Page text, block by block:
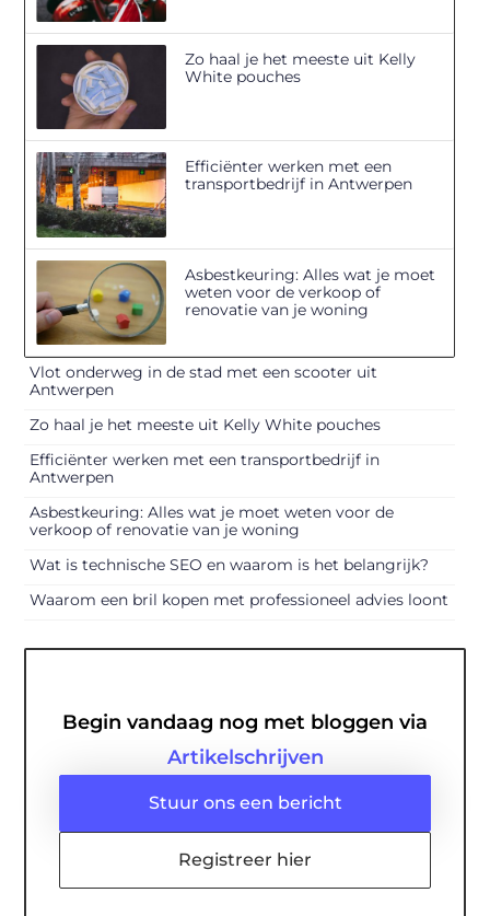
Zo haal je het meeste uit Kelly
White pouches
Efficiënter werken met een
transportbedrijf in Antwerpen
Asbestkeuring: Alles wat je moet
weten voor de verkoop of
renovatie van je woning
Vlot onderweg in de stad met een scooter uit
Antwerpen
Zo haal je het meeste uit Kelly White pouches
Efficiënter werken met een transportbedrijf in
Antwerpen
Asbestkeuring: Alles wat je moet weten voor de
verkoop of renovatie van je woning
Wat is technische SEO en waarom is het belangrijk?
Waarom een bril kopen met professioneel advies loont
Begin vandaag nog met bloggen via
Artikelschrijven
Stuur ons een bericht
Registreer hier